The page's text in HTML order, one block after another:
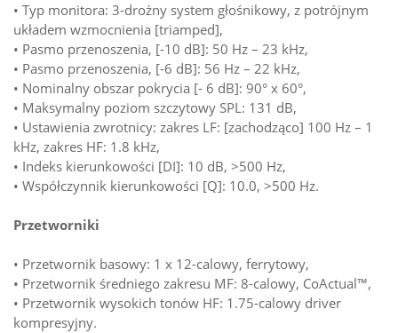
• Typ monitora: 3-drożny system głośnikowy, z potrójnym
układem wzmocnienia [triamped],
• Pasmo przenoszenia, [-10 dB]: 50 Hz – 23 kHz,
• Pasmo przenoszenia, [-6 dB]: 56 Hz – 22 kHz,
• Nominalny obszar pokrycia [- 6 dB]: 90° x 60°,
• Maksymalny poziom szczytowy SPL: 131 dB,
• Ustawienia zwrotnicy: zakres LF: [zachodząco] 100 Hz – 1
kHz, zakres HF: 1.8 kHz,
• Indeks kierunkowości [DI]: 10 dB, >500 Hz,
• Współczynnik kierunkowości [Q]: 10.0, >500 Hz.
Przetworniki
• Przetwornik basowy: 1 x 12-calowy, ferrytowy,
• Przetwornik średniego zakresu MF: 8-calowy, CoActual™,
• Przetwornik wysokich tonów HF: 1.75-calowy driver
kompresyjny.